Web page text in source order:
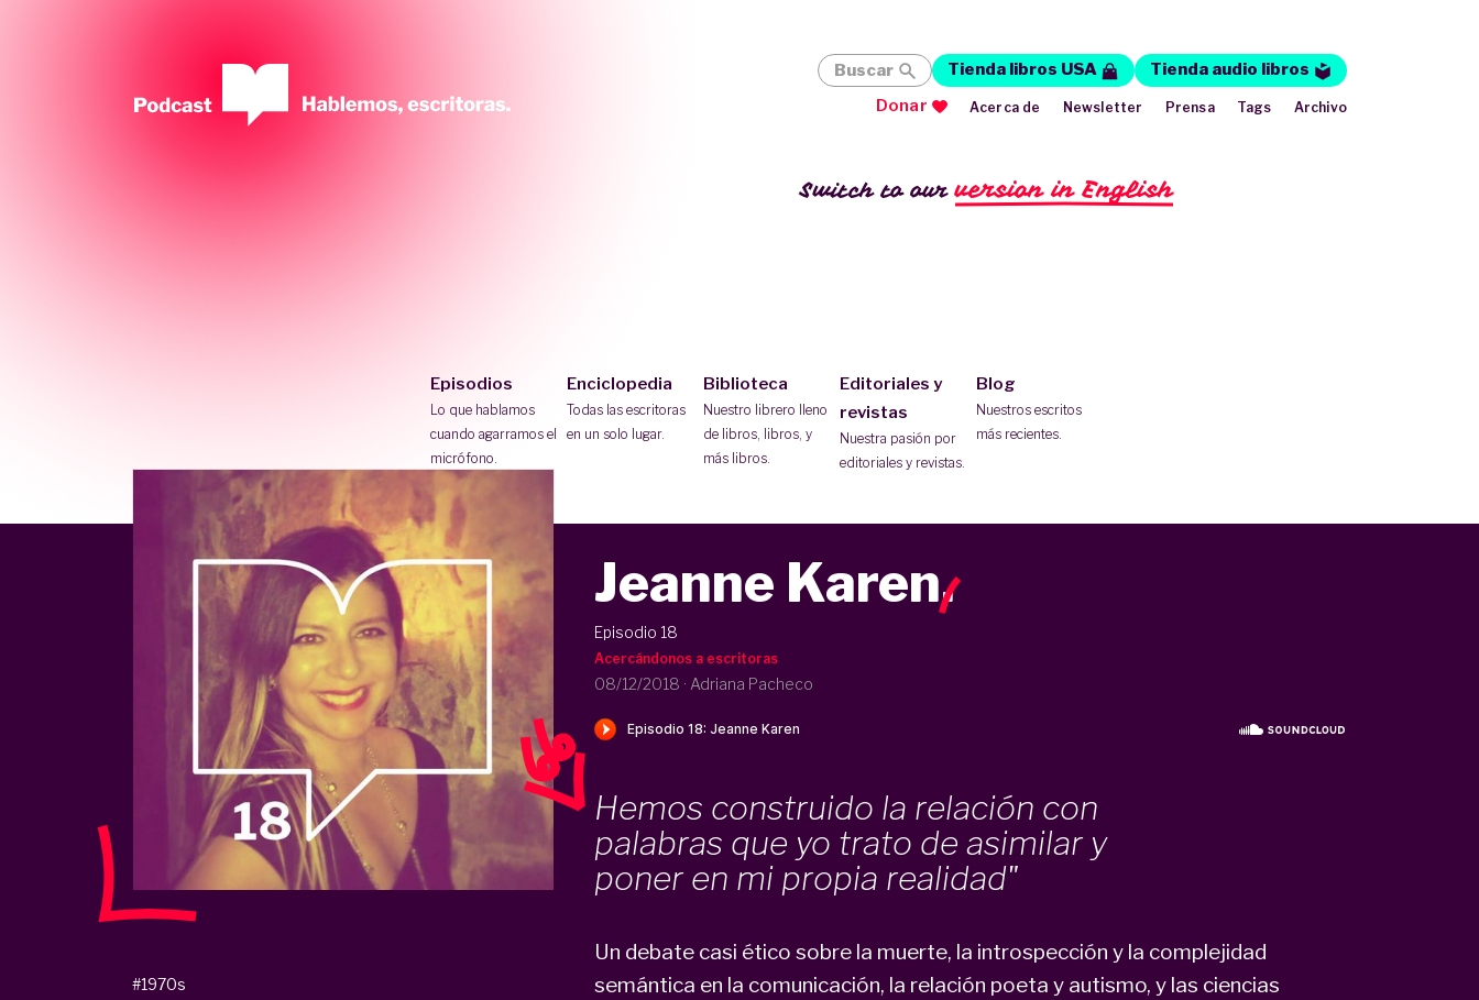
Switch to ourversion in English
Episodios
Lo que hablamos
cuando agarramos el
micrófono.
Enciclopedia
Todas las escritoras
en un solo lugar.
Biblioteca
Nuestro librero lleno
de libros, libros, y
más libros.
Editoriales y
revistas
Nuestra pasión por
editoriales y revistas.
Blog
Nuestros escritos
más recientes.
Buscar Tienda libros USA
Tienda audio libros
Donar
Acerca de Newsletter Prensa Tags Archivo
Jeanne Karen.
Episodio 18
Acercándonos a escritoras
08/12/2018 · Adriana Pacheco
Hemos construido la relación con
palabras que yo trato de asimilar y
poner en mi propia realidad"
Un debate casi ético sobre la muerte, la introspección y la complejidad
semántica en la comunicación, la relación poeta y autismo, y las ciencias
#1970s